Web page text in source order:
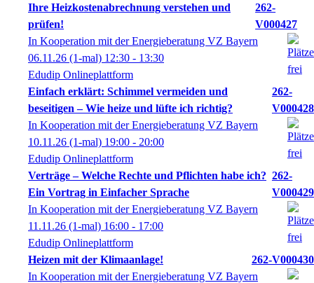
Ihre Heizkostenabrechnung verstehen und
prüfen!
262-
V000427
In Kooperation mit der Energieberatung VZ Bayern
06.11.26 (1-mal) 12:30 - 13:30
Edudip Onlineplattform
Einfach erklärt: Schimmel vermeiden und
beseitigen – Wie heize und lüfte ich richtig?
262-
V000428
In Kooperation mit der Energieberatung VZ Bayern
10.11.26 (1-mal) 19:00 - 20:00
Edudip Onlineplattform
Verträge – Welche Rechte und Pflichten habe ich?
Ein Vortrag in Einfacher Sprache
262-
V000429
In Kooperation mit der Energieberatung VZ Bayern
11.11.26 (1-mal) 16:00 - 17:00
Edudip Onlineplattform
Heizen mit der Klimaanlage!
262-V000430
In Kooperation mit der Energieberatung VZ Bayern